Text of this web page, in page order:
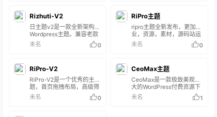
效果，对于旧版本的模板文
件进行了保…
体，包含体验VIP、包月
VIP、包年V…
块样式多选，并且支持
DEMO模块一键导入，可以
很简单的自己做各种搭配。
非常适合做电商独立站，外
贸商城。
号、微信小程序和APP等各
个场景。
Rizhuti-V2
日主题v2是一款全新架构的
Wordpress主题。兼容老款
日主题。商城功能后台可以
一键开启关闭，关闭后就是
主题。商城 主要以虚拟资源
商城为主，支持包月。包
年。终身VIP会员三个不同
的用户组等级。 Rizhuti-V2
未名 0
RiPro主题
ripro主题全新发布，更加专
业，资源，素材，源码站运
营首选，支付宝原生/当面
付、微信扫码/H5支付、码
费下载、付费查看、支持卡
密、会员、推广佣金、作者
佣金、前端发布资源等。
RiPro主题
未名 0
RiPro-V2
RiPro-V2是一个优秀的主
题，首页拖拽布局，高级筛
选，自带会员生态系统，超
全支付接口，你喜欢的样子
未名 0
CeoMax主题
CeoMax是一款极致美观强
大的WordPress付费资源下
载主题，TA能满足您所有付
费资源下载的业务需求！
未名 1